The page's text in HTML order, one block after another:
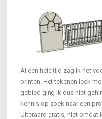
Al een hele tijd zag ik het
printen. Het tekenen leek
gebied ging ik dus niet
kennis op zoek naar een
Uiteraard gratis, niet omdat